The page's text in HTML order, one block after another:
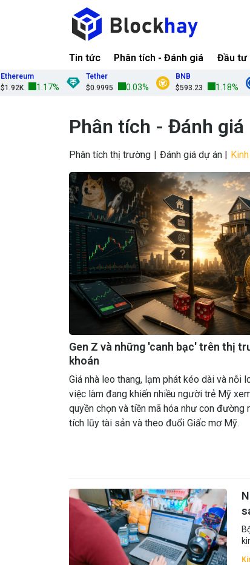
Tin tức Phân tích - Đánh giá Đầu tư
1.17%
Tether
$0.9995
0.03%
BNB
$593.23
1.18%
Phân tích - Đánh giá
Phân tích thị trường Đánh giá dự án
Gen Z và những 'canh bạc' trên thị
khoán
Giá nhà leo thang, lạm phát kéo dài và nỗi
việc làm đang khiến nhiều người trẻ Mỹ
quyền chọn và tiền mã hóa như con đường
tích lũy tài sản và theo đuổi Giấc mơ Mỹ.